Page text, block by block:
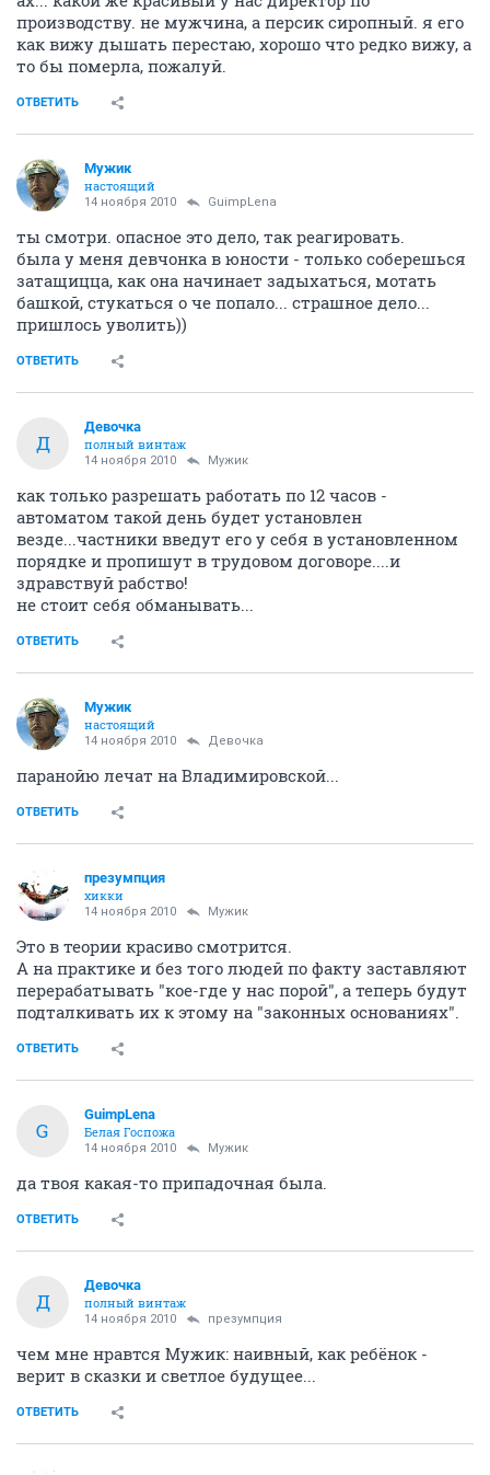
производству. не мужчина, а персик сиропный. я его
как вижу дышать перестаю, хорошо что редко вижу, а
то бы померла, пожалуй.
ОТВЕТИТЬ
Мужик
настоящий
14 ноября 2010 GuimpLena
ты смотри. опасное это дело, так реагировать.
была у меня девчонка в юности - только соберешься
затащицца, как она начинает задыхаться, мотать
башкой, стукаться о че попало... страшное дело...
пришлось уволить))
ОТВЕТИТЬ
Д
Девочка
полный винтаж
14 ноября 2010 Мужик
как только разрешать работать по 12 часов -
автоматом такой день будет установлен
везде...частники введут его у себя в установленном
порядке и пропишут в трудовом договоре....и
здравствуй рабство!
не стоит себя обманывать...
ОТВЕТИТЬ
Мужик
настоящий
14 ноября 2010 Девочка
паранойю лечат на Владимировской...
ОТВЕТИТЬ
презумпция
хикки
14 ноября 2010 Мужик
Это в теории красиво смотрится.
А на практике и без того людей по факту заставляют
перерабатывать "кое-где у нас порой", а теперь будут
подталкивать их к этому на "законных основаниях".
ОТВЕТИТЬ
G
GuimpLena
Белая Госпожа
14 ноября 2010 Мужик
да твоя какая-то припадочная была.
ОТВЕТИТЬ
Д
Девочка
полный винтаж
14 ноября 2010 презумпция
чем мне нравтся Мужик: наивный, как ребёнок -
верит в сказки и светлое будущее...
ОТВЕТИТЬ